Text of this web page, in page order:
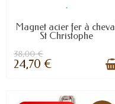
.
Magnet acier fer à cheval
St Christophe
38,00 €
24,70 €